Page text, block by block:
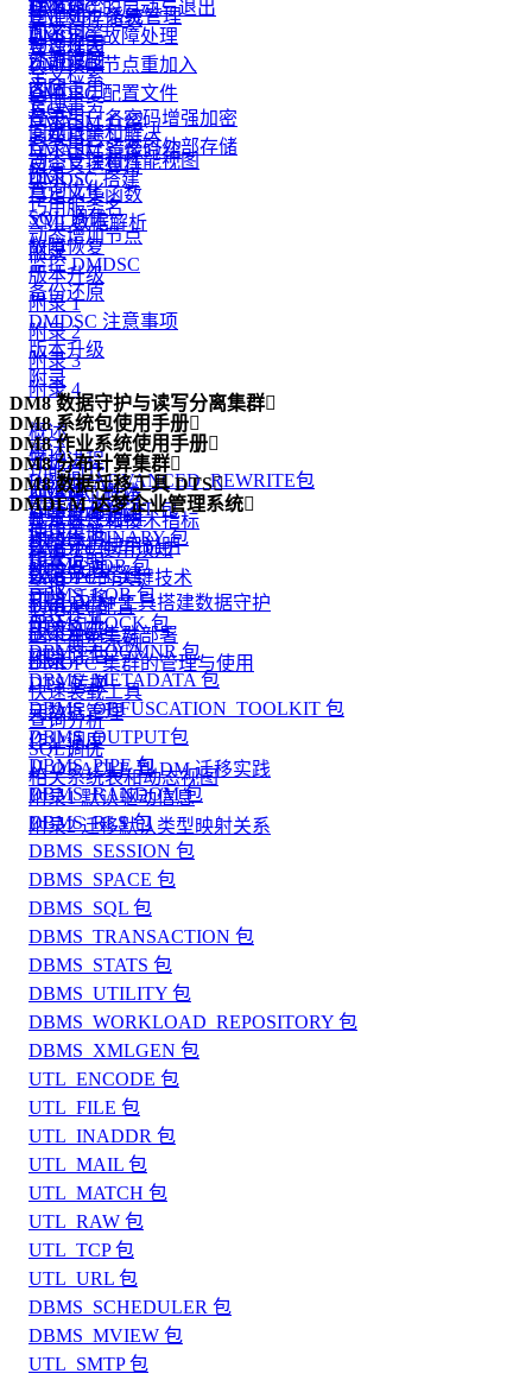
管理列存储表
管理堆表
全文检索
管理事务
问题跟踪和解决
动态管理和性能视图
查询优化
SQL 调优
故障恢复
版本升级
附录 1
附录 2
附录 3
附录 4
同义词
外部链接
闪回
JSON
高级日志
自定义运算符
自定义集函数
XML数据解析
附录
存储加密
加密引擎
资源限制
客体重用
登录用户名密码增强加密
登录用户名密码外部存储
附录
DM MPP 系统管理
动态视图
DMDSC 的启动与退出
DMDSC 故障处理
DMDSC 节点重加入
DMDSC 配置文件
DMASM 介绍
DMASM 镜像介绍
DMDSC 搭建
巧用服务名
动态增加节点
监控 DMDSC
备份还原
DMDSC 注意事项
版本升级
附录
DM8 数据守护与读写分离集群
概述
守护进程
监视器
配置文件说明
数据守护使用说明
数据守护搭建
利用 DEM 工具搭建数据守护
版本升级
附录
DM8 系统包使用手册
概述
DBMS_ADVANCED_REWRITE包
DBMS_ALERT 包
DBMS_BINARY 包
DBMS_JOB 包
DBMS_LOB 包
DBMS_LOCK 包
DBMS_LOGMNR 包
DBMS_METADATA 包
DBMS_OBFUSCATION_TOOLKIT 包
DBMS_OUTPUT包
DBMS_PIPE 包
DBMS_RANDOM 包
DBMS_RLS 包
DBMS_SESSION 包
DBMS_SPACE 包
DBMS_SQL 包
DBMS_TRANSACTION 包
DBMS_STATS 包
DBMS_UTILITY 包
DBMS_WORKLOAD_REPOSITORY 包
DBMS_XMLGEN 包
UTL_ENCODE 包
UTL_FILE 包
UTL_INADDR 包
UTL_MAIL 包
UTL_MATCH 包
UTL_RAW 包
UTL_TCP 包
UTL_URL 包
DBMS_SCHEDULER 包
DBMS_MVIEW 包
UTL_SMTP 包
DM8 作业系统使用手册
功能简介
创建作业环境
操作员
作业
警报
监控作业
一个典型示例
DM8 分布计算集群
DMDPC 概述
基本概念和技术指标
DMDPC使用须知
DMDPC的关键技术
DMDPC配置
DMDPC 集群部署
DMDPC 集群的管理与使用
快速装载工具
查询分析
SQL调优
相关系统表和动态视图
DM8 数据迁移工具 DTS
DTS 功能简介
DTS 入门
DTS 代理
DTS 迁移
DTS 对比
DTS 评估
DTS 转换
元数据管理
作业调度
从 ORACLE 到 DM 迁移实践
附录1 默认驱动信息
附录2 迁移默认类型映射关系
DMDEM 达梦企业管理系统
使用手册
版本说明